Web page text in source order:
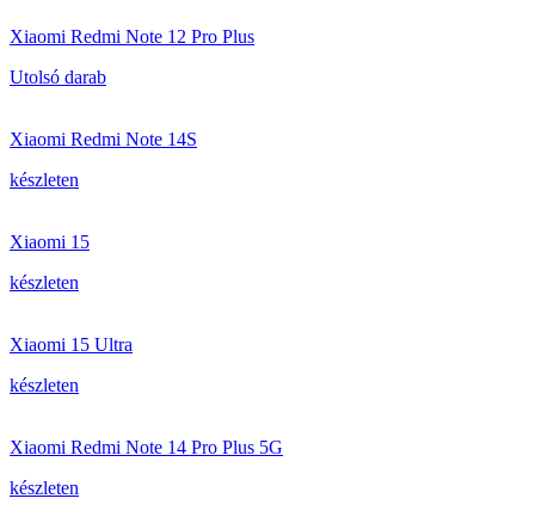
Xiaomi Redmi Note 12 Pro Plus
Utolsó darab
Xiaomi Redmi Note 14S
készleten
Xiaomi 15
készleten
Xiaomi 15 Ultra
készleten
Xiaomi Redmi Note 14 Pro Plus 5G
készleten